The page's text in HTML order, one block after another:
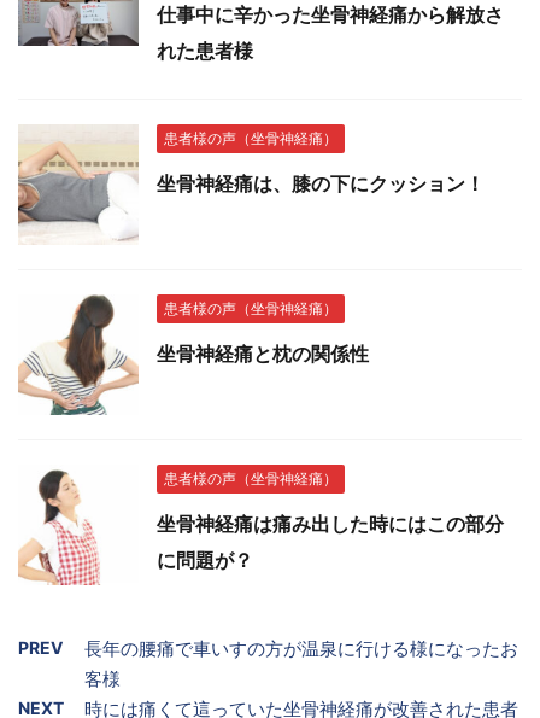
仕事中に辛かった坐骨神経痛から解放さ
れた患者様
患者様の声（坐骨神経痛）
坐骨神経痛は、膝の下にクッション！
患者様の声（坐骨神経痛）
坐骨神経痛と枕の関係性
患者様の声（坐骨神経痛）
坐骨神経痛は痛み出した時にはこの部分
に問題が？
PREV
長年の腰痛で車いすの方が温泉に行ける様になったお
客様
NEXT 時には痛くて這っていた坐骨神経痛が改善された患者